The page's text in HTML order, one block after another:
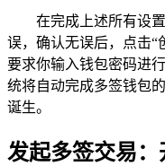
在完成上述所有设
误，确认无误后，点击“
要求你输入钱包密码进
统将自动完成多签钱包
诞生。
发起多签交易